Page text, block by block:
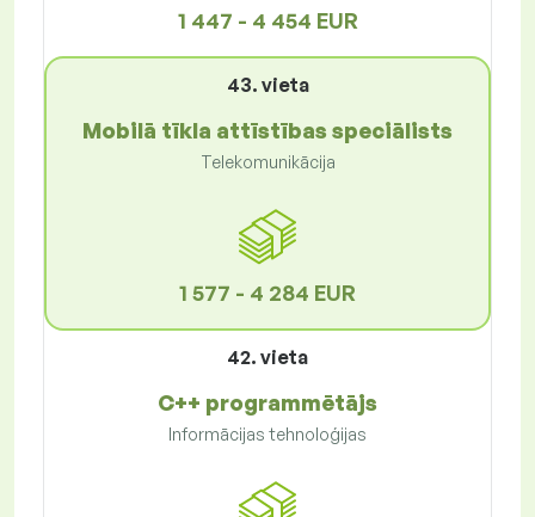
1 447 - 4 454 EUR
43. vieta
Mobilā tīkla attīstības speciālists
Telekomunikācija
1 577 - 4 284 EUR
42. vieta
C++ programmētājs
Informācijas tehnoloģijas